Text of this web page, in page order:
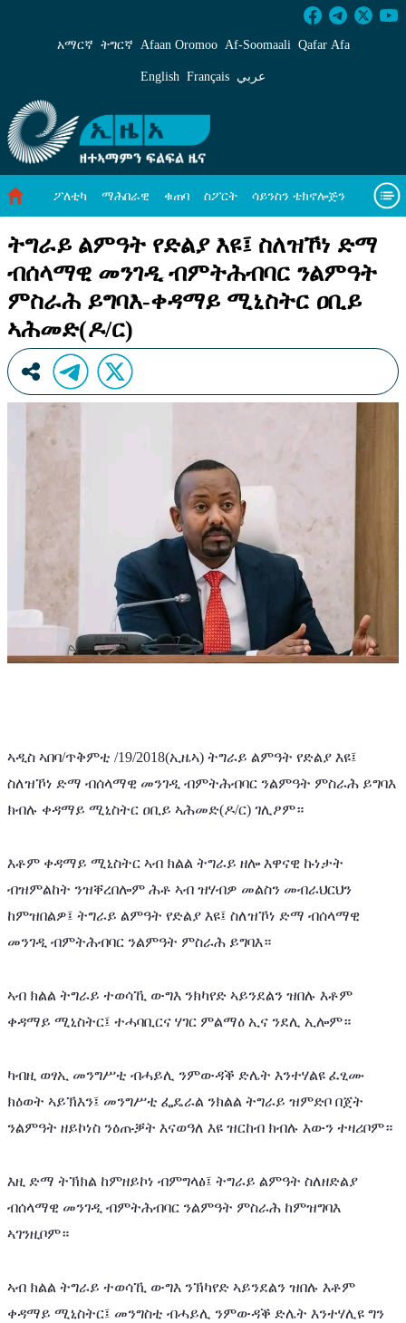
ትግራይ ልምዓት የድልያ እዩ፤ ስለዝኾነ ድማ
አማርኛ ትግርኛ Afaan Oromoo Af‑Soomaali Qafar Afa
English Français عربي
ፖለቲካ ማሕበራዊ ቁጠባ ስፖርት ሳይንስን ቴክኖሎጅን
ብዛዕባና
ትግራይ ልምዓት የድልያ እዩ፤ ስለዝኾነ ድማ
ብሰላማዊ መንገዲ ብምትሕብባር ንልምዓት
ምስራሕ ይግባእ-ቀዳማይ ሚኒስትር ዐቢይ
ኣሕመድ(ዶ/ር)
ኣዲስ ኣበባ/ጥቅምቲ /19/2018(ኢዜኣ) ትግራይ ልምዓት የድልያ እዩ፤
ስለዝኾነ ድማ ብሰላማዊ መንገዲ ብምትሕብባር ንልምዓት ምስራሕ ይግባእ
ክብሉ ቀዳማይ ሚኒስትር ዐቢይ ኣሕመድ(ዶ/ር) ገሊፆም።
እቶም ቀዳማይ ሚኒስትር ኣብ ክልል ትግራይ ዘሎ እዋናዊ ኩነታት
ብዝምልከት ንዝቐረበሎም ሕቶ ኣብ ዝሃብዎ መልስን መብራህርህን
ከምዝበልዎ፤ ትግራይ ልምዓት የድልያ እዩ፤ ስለዝኾነ ድማ ብሰላማዊ
መንገዲ ብምትሕብባር ንልምዓት ምስራሕ ይግባእ።
ኣብ ክልል ትግራይ ተወሳኺ ውግእ ንክካየድ ኣይንደልን ዝበሉ እቶም
ቀዳማይ ሚኒስትር፤ ተሓባቢርና ሃገር ምልማዕ ኢና ንደሊ ኢሎም።
ካብዚ ወፃኢ መንግሥቲ ብሓይሊ ንምውዳቕ ድሌት እንተሃልዩ ፈፂሙ
ክዕወት ኣይኽእን፤ መንግሥቲ ፌዴራል ንክልል ትግራይ ዝምድቦ በጀት
ንልምዓት ዘይኮነስ ንዕጡቓት እናወዓለ እዩ ዝርከብ ክብሉ እውን ተዛሪቦም።
እዚ ድማ ትኽክል ከምዘይኮነ ብምግላፅ፤ ትግራይ ልምዓት ስለዘድልያ
ብሰላማዊ መንገዲ ብምትሕብባር ንልምዓት ምስራሕ ከምዝግባእ
ኣገንዚቦም።
ኣብ ክልል ትግራይ ተወሳኺ ውግእ ንኽካየድ ኣይንደልን ዝበሉ እቶም
ቀዳማይ ሚኒስትር፤ መንግስቲ ብሓይሊ ንምውዳቕ ድሌት እንተሃሊዩ ግን